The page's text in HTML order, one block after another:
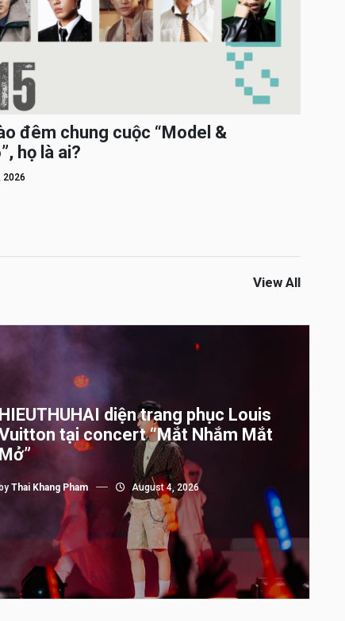
đêm chung cuộc “Model &
họ là ai?
2026
View All
HIEUTHUHAI diện trang phục Louis
tại concert “Mắt Nhắm Mắt
Mở”
byThai Khang Pham August 4, 2026